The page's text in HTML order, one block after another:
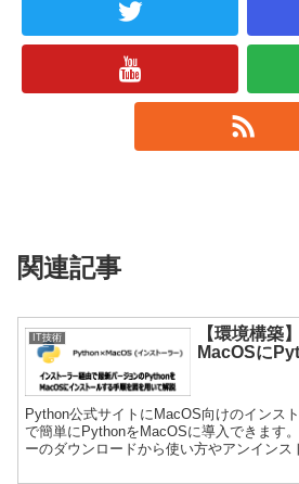
関連記事
IT技術
【環境構築
MacOSに
Python公式サイトにMacOS向けのインス
で簡単にPythonをMacOSに導入できます
ーのダウンロードから使い方やアンインス